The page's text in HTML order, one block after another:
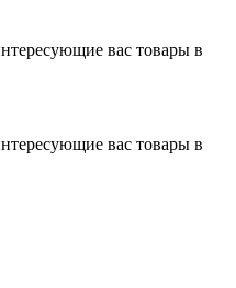
вас товары в
вас товары в